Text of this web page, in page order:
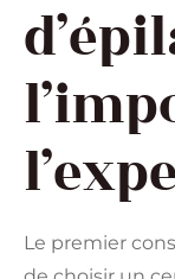
Le premier